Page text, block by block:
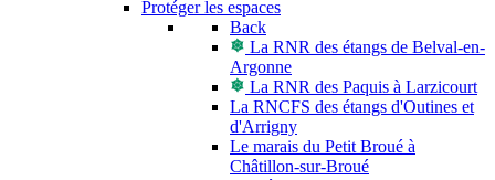
Protéger les espaces
Back
La RNR des étangs de Belval-en-
Argonne
La RNR des Paquis à Larzicourt
La RNCFS des étangs d'Outines et
d'Arrigny
Le marais du Petit Broué à
Châtillon-sur-Broué